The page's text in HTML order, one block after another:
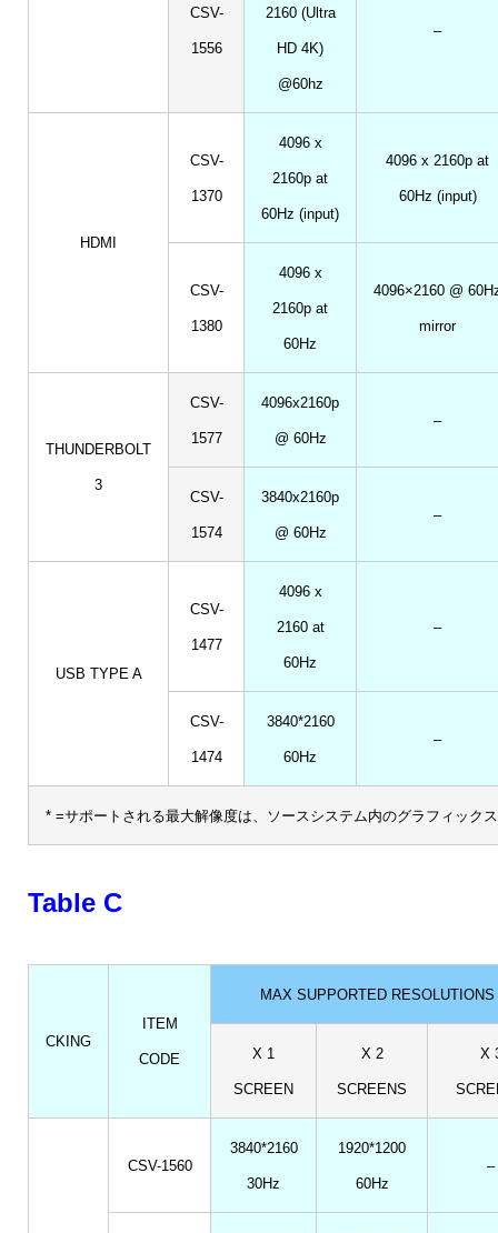
CSV-
1556
2160 (Ultra
HD 4K)
@60hz
–
HDMI
CSV-
1370
4096 x
2160p at
60Hz (input)
4096 x 2160p at
60Hz (input)
CSV-
1380
4096 x
2160p at
60Hz
4096×2160 @
mirror
THUNDERBOLT
3
CSV-
1577
4096x2160p
@ 60Hz
–
CSV-
1574
3840x2160p
@ 60Hz
–
USB TYPE A
CSV-
1477
4096 x
2160 at
60Hz
–
CSV-
1474
3840*2160
60Hz
–
* =サポートされる最大解像度は、ソースシステム内のグラフィック
Table C
CKING
ITEM
CODE
MAX SUPPORTED RESOLUTIONS
X 1
SCREEN
X 2
SCREENS
X
CSV-1560
3840*2160
30Hz
1920*1200
60Hz
–